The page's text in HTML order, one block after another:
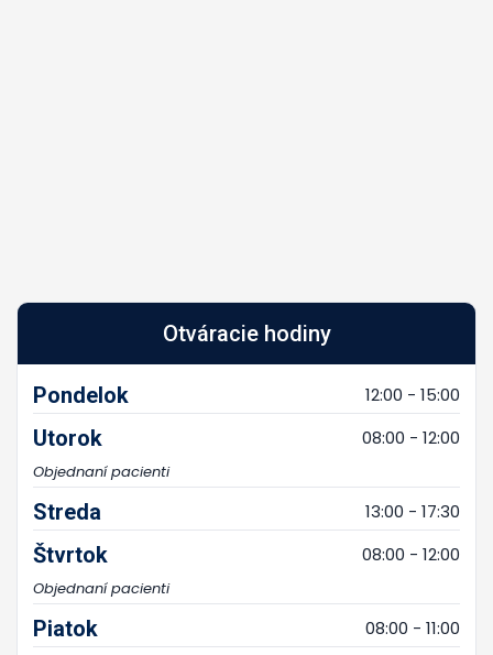
Otváracie hodiny
Pondelok 12:00 - 15:00
Utorok 08:00 - 12:00
Objednaní pacienti
Streda 13:00 - 17:30
Štvrtok 08:00 - 12:00
Objednaní pacienti
Piatok 08:00 - 11:00